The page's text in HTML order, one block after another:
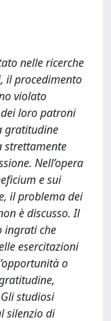
nelle ricerche
il procedimento
violato
loro patroni
gratitudine
strettamente
Nell’opera
e sui
il problema dei
è discusso. Il
ingrati che
esercitazioni
o
studiosi
silenzio di